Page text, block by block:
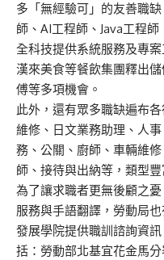
多「無經驗可」的友善職
師、AI工程師、Java工程
全科技提供系統服務及專
漢來美食等餐飲集團釋出
傅等多項機會。
此外，還有眾多職缺遍布
維修、日文業務助理、人
務、公關、廚師、車輛維
師、接待與出納等，類型豐
為了讓求職者更無後顧之
服務與手語翻譯，勞動局
發展學院提供職訓諮詢資
括：勞動部北基宜花金馬